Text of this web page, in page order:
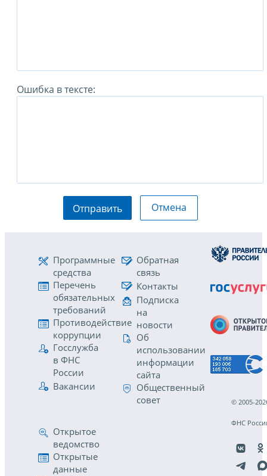
Ошибка в тексте:
Отправить Отмена
Программные
средства
Перечень
обязательных
требований
Противодействие
коррупции
Госслужба
в ФНС
России
Вакансии
Обратная
связь
Контакты
Подписка
на
новости
Об
использовании
информации
сайта
Общественный
совет
Открытое
ведомство
Открытые
данные
© 2005-
ФНС